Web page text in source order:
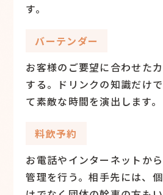
す。
バーテンダー
お客様のご要望に合わせた
する。ドリンクの知識だけ
て素敵な時間を演出します。
料飲予約
お電話やインターネットか
管理を行う。相手先には、